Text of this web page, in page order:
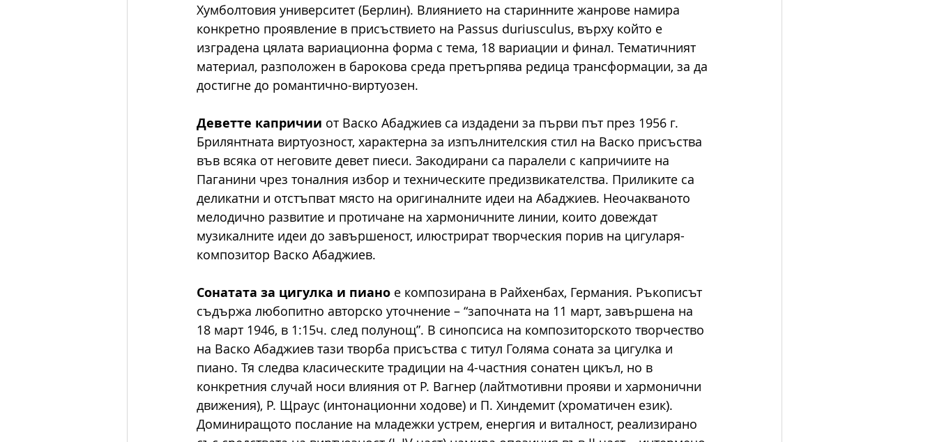
Хумболтовия университет (Берлин). Влиянието на старинните жанрове намира
конкретно проявление в присъствието на Passus duriusculus, върху който е
изградена цялата вариационна форма с тема, 18 вариации и финал. Тематичният
материал, разположен в барокова среда претърпява редица трансформации, за да
достигне до романтично-виртуозен.
Деветте капричии от Васко Абаджиев са издадени за първи път през 1956 г.
Брилянтната виртуозност, характерна за изпълнителския стил на Васко присъства
във всяка от неговите девет пиеси. Закодирани са паралели с капричиите на
Паганини чрез тоналния избор и техническите предизвикателства. Приликите са
деликатни и отстъпват място на оригиналните идеи на Абаджиев. Неочакваното
мелодично развитие и протичане на хармоничните линии, които довеждат
музикалните идеи до завършеност, илюстрират творческия порив на цигуларя-
композитор Васко Абаджиев.
Сонатата за цигулка и пиано е композирана в Райхенбах, Германия. Ръкописът
съдържа любопитно авторско уточнение – “започната на 11 март, завършена на
18 март 1946, в 1:15ч. след полунощ”. В синопсиса на композиторското творчество
на Васко Абаджиев тази творба присъства с титул Голяма соната за цигулка и
пиано. Тя следва класическите традиции на 4-частния сонатен цикъл, но в
конкретния случай носи влияния от Р. Вагнер (лайтмотивни прояви и хармонични
движения), Р. Щраус (интонационни ходове) и П. Хиндемит (хроматичен език).
Доминиращото послание на младежки устрем, енергия и виталност, реализирано